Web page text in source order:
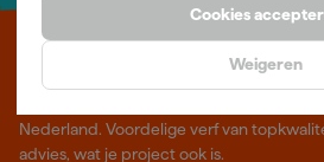
Cookies
Weigeren
Leer Verfwebwinkel
Nederland. Voordelige verf van
advies, wat je project ook is.